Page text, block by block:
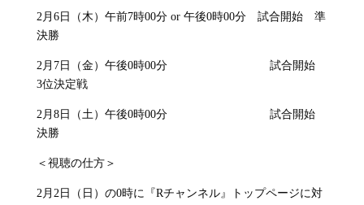
2月6日（木）午前7時00分 or 午後0時00分 試合開始 準
決勝
2月7日（金）午後0時00分 試合開始
3位決定戦
2月8日（土）午後0時00分 試合開始
決勝
＜視聴の仕方＞
2月2日（日）の0時に『Rチャンネル』トップページに対